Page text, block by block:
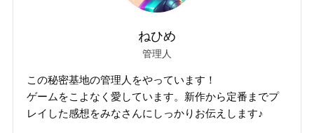
ねひめ
管理人
この秘密基地の管理人をやっています！
ゲームをこよなく愛しています。新作から定番までプ
レイした感想をみなさんにしっかりお伝えします♪